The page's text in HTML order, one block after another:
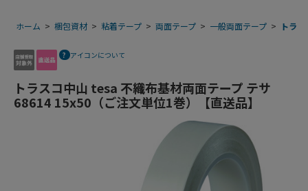
ホーム > 梱包資材 > 粘着テープ > 両面テープ > 一般両面テープ > トラ
アイコンについて
トラスコ中山 tesa 不織布基材両面テープ テサ
68614 15x50（ご注文単位1巻）【直送品】